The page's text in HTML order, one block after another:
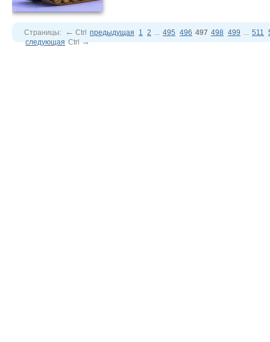
Страницы: ← Ctrl предыдущая 1 2 ... 495 496 497 498 499 ... 511
следующая Ctrl →